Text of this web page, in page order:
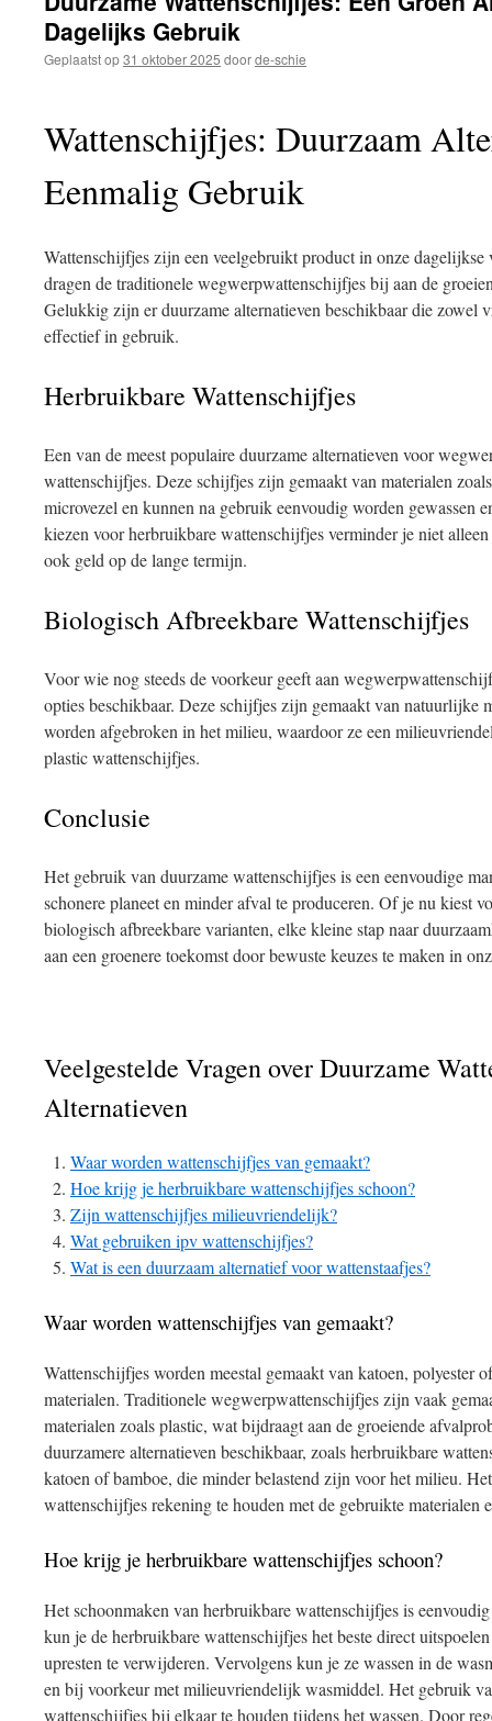
inhoud
Dagelijks Gebruik
Geplaatst op31 oktober 2025 doorde-schie
Wattenschijfjes: Duurzaam
Eenmalig Gebruik
Wattenschijfjes zijn een veelgebruikt product in onze dagelijkse
dragen de traditionele wegwerpwattenschijfjes bij aan de
Gelukkig zijn er duurzame alternatieven beschikbaar die
effectief in gebruik.
Herbruikbare Wattenschijfjes
Een van de meest populaire duurzame alternatieven voor
wattenschijfjes. Deze schijfjes zijn gemaakt van materialen
microvezel en kunnen na gebruik eenvoudig worden gewassen
kiezen voor herbruikbare wattenschijfjes verminder je niet
ook geld op de lange termijn.
Biologisch Afbreekbare Wattenschijfjes
Voor wie nog steeds de voorkeur geeft aan
opties beschikbaar. Deze schijfjes zijn gemaakt van natuurlijke
worden afgebroken in het milieu, waardoor ze een
plastic wattenschijfjes.
Conclusie
Het gebruik van duurzame wattenschijfjes is een eenvoudige
schonere planeet en minder afval te produceren. Of je nu kiest
biologisch afbreekbare varianten, elke kleine stap naar
aan een groenere toekomst door bewuste keuzes te maken in
Veelgestelde Vragen over Duurzame
Alternatieven
Waar worden wattenschijfjes van gemaakt?
Hoe krijg je herbruikbare wattenschijfjes schoon?
Zijn wattenschijfjes milieuvriendelijk?
Wat gebruiken ipv wattenschijfjes?
Wat is een duurzaam alternatief voor wattenstaafjes?
Waar worden wattenschijfjes van gemaakt?
Wattenschijfjes worden meestal gemaakt van katoen, polyester
materialen. Traditionele wegwerpwattenschijfjes zijn vaak
materialen zoals plastic, wat bijdraagt aan de groeiende
duurzamere alternatieven beschikbaar, zoals herbruikbare
katoen of bamboe, die minder belastend zijn voor het milieu.
wattenschijfjes rekening te houden met de gebruikte materialen
Hoe krijg je herbruikbare wattenschijfjes schoon?
Het schoonmaken van herbruikbare wattenschijfjes is
kun je de herbruikbare wattenschijfjes het beste direct
upresten te verwijderen. Vervolgens kun je ze wassen in de
en bij voorkeur met milieuvriendelijk wasmiddel. Het gebruik
wattenschijfjes bij elkaar te houden tijdens het wassen. Door